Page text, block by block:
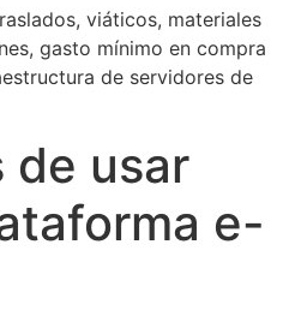
viáticos, materiales
gasto mínimo en compra
de servidores de
de usar
e-